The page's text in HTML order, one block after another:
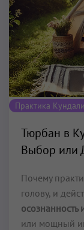
Практика
Тюрбан в
Выбор или
Почему
голову, и
или мощный